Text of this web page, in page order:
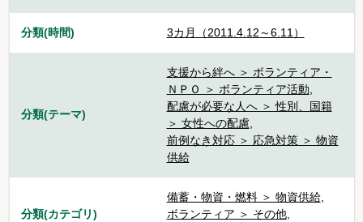
分類(時間) 3カ月（2011.4.12～6.11）
分類(テーマ)
支援から絆へ ＞ ボランティア・
ＮＰＯ ＞ ボランティア活動
配慮が必要な人へ ＞ 性別、国籍
＞ 女性への配慮,
前例なき対応 ＞ 応急対策 ＞ 物資
供給
分類(カテゴリ)
備蓄・物資・燃料 ＞ 物資供給,
ボランティア ＞ その他,